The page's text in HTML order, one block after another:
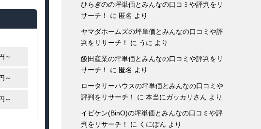
～
～
～
ひらぎのの坪単価とみんなの口コミや評判をリ
サーチ！
に 匿名 より
ヤマダホームズの坪単価とみんなの口コミや評
判をリサーチ！
に うに より
飯田産業の坪単価とみんなの口コミや評判をリ
サーチ！
に 匿名 より
ロータリーハウスの坪単価とみんなの口コミや
評判をリサーチ！
に 本当にガッカリさん より
イビケン(BinO)の坪単価とみんなの口コミや評
判をリサーチ！
に くにぽん より